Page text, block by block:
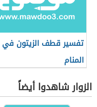
تفسير قطف الزيتون في
المنام
الزوار شاهدوا أيضاً